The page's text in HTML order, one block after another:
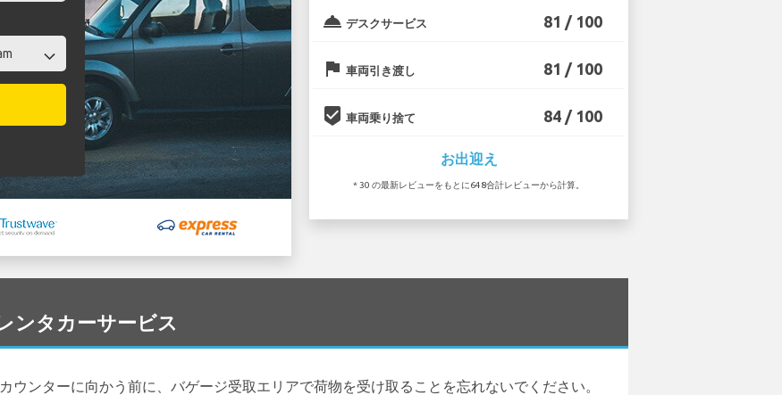
room_service デスクサービス 81 / 100
flag 車両引き渡し 81 / 100
beenhere 車両乗り捨て 84 / 100
お出迎え
* 30 の最新レビューをもとに648合計レビューから計算。
ンタカーサービス
ウンターに向かう前に、バゲージ受取エリアで荷物を受け取ることを忘れないでください。